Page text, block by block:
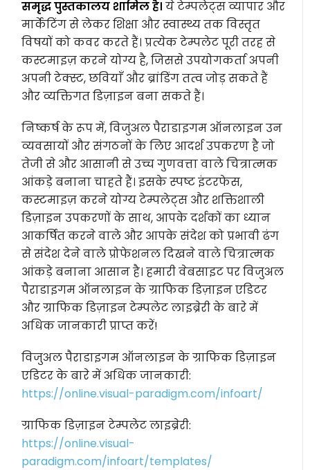
समृद्ध पुस्तकालय शामिल है। ये टेम्पलेट्स व्यापार और
मार्केटिंग से लेकर शिक्षा और स्वास्थ्य तक विस्तृत
विषयों को कवर करते हैं। प्रत्येक टेम्पलेट पूरी तरह से
कस्टमाइज़ करने योग्य है, जिससे उपयोगकर्ता अपनी
अपनी टेक्स्ट, छवियाँ और ब्रांडिंग तत्व जोड़ सकते हैं
और व्यक्तिगत डिज़ाइन बना सकते हैं।
निष्कर्ष के रूप में, विजुअल पैराडाइगम ऑनलाइन उन
व्यवसायों और संगठनों के लिए आदर्श उपकरण है जो
तेजी से और आसानी से उच्च गुणवत्ता वाले चित्रात्मक
आंकड़े बनाना चाहते हैं। इसके स्पष्ट इंटरफेस,
कस्टमाइज़ करने योग्य टेम्पलेट्स और शक्तिशाली
डिज़ाइन उपकरणों के साथ, आपके दर्शकों का ध्यान
आकर्षित करने वाले और आपके संदेश को प्रभावी ढंग
से संदेश देने वाले प्रोफेशनल दिखने वाले चित्रात्मक
आंकड़े बनाना आसान है। हमारी वेबसाइट पर विजुअल
पैराडाइगम ऑनलाइन के ग्राफिक डिज़ाइन एडिटर
और ग्राफिक डिज़ाइन टेम्पलेट लाइब्रेरी के बारे में
अधिक जानकारी प्राप्त करें!
विजुअल पैराडाइगम ऑनलाइन के ग्राफिक डिज़ाइन
एडिटर के बारे में अधिक जानकारी:
https://online.visual-paradigm.com/infoart/
ग्राफिक डिज़ाइन टेम्पलेट लाइब्रेरी:
https://online.visual-
paradigm.com/infoart/templates/